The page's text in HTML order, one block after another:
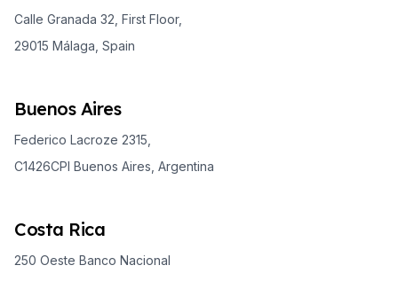
Calle Granada 32, First Floor,
29015 Málaga, Spain
Buenos Aires
Federico Lacroze 2315,
C1426CPI Buenos Aires, Argentina
Costa Rica
250 Oeste Banco Nacional